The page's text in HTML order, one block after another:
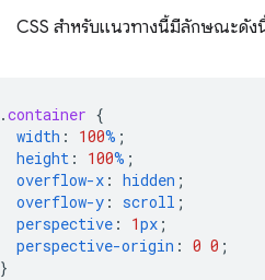
CSS สำหรับแนวทางนี้มีลักษณะดัง
.container {
width : 100% ;
height : 100% ;
overflow-x : hidden ;
overflow-y : scroll ;
perspective : 1px ;
perspective-origin : 0 0 ;
}